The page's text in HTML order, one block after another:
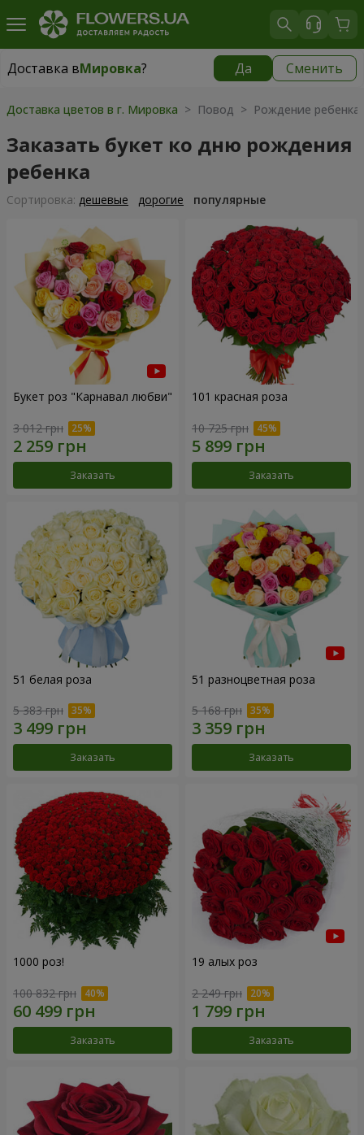
Доставка вМировка? Да Сменить
Доставка вМировка|
Доставка цветов в г. Мировка > Повод > Рождение ребенка
Заказать букет ко дню рождения
ребенка
Cортировка: дешевые дорогие популярные
Букет роз "Карнавал любви"
3 012 грн
Заказать
101 красная роза
10 725 грн
Заказать
51 белая роза
5 383 грн
Заказать
51 разноцветная роза
5 168 грн
Заказать
1000 роз!
100 832 грн
Заказать
19 алых роз
2 249 грн
Заказать